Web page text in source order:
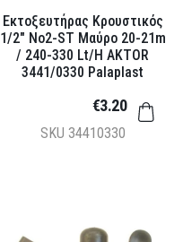
Εκτοξευτήρας Κρουστικός
1/2" Νο2-ST Μαύρο 20-21m
/ 240-330 Lt/h AKTOR
3441/0330 Palaplast
SKU 34410330
€3.20